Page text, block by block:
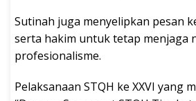
Sutinah juga menyelipkan pesan
serta hakim untuk tetap menjaga
profesionalisme.
Pelaksanaan STQH ke XXVI yang